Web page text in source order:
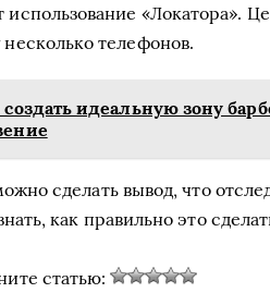
использование «Локатора».
несколько телефонов.
создать идеальную зону
сделать вывод, что
как правильно это
статью: